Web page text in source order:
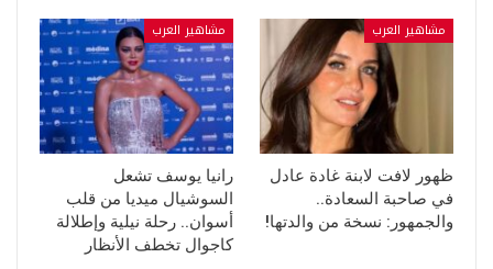
مشاهير العرب
ظهور لافت لابنة غادة عادل
في صاحبة السعادة..
والجمهور: نسخة من والدتها!
مشاهير العرب
رانيا يوسف تشعل
السوشيال ميديا من قلب
أسوان.. رحلة نيلية وإطلالة
كاجوال تخطف الأنظار